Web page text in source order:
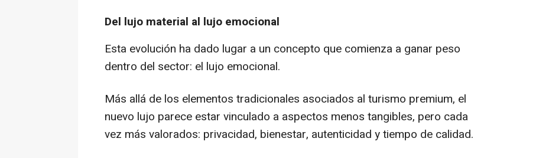
Del lujo material al lujo emocional
Esta evolución ha dado lugar a un concepto que comienza a ganar peso
dentro del sector: el lujo emocional.
Más allá de los elementos tradicionales asociados al turismo premium, el
nuevo lujo parece estar vinculado a aspectos menos tangibles, pero cada
vez más valorados: privacidad, bienestar, autenticidad y tiempo de calidad.